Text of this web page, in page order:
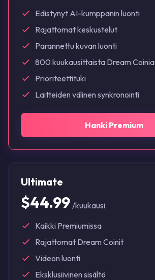
Edistynyt AI-kumppanin luonti
Rajattomat keskustelut
Parannettu kuvan luonti
800 kuukausittaista Dream Coinia
Prioriteettituki
Laitteiden välinen synkronointi
Hanki Premium
Ultimate
$44.99 /kuukausi
Kaikki Premiumissa
Rajattomat Dream Coinit
Videon luonti
Eksklusiivinen sisältö